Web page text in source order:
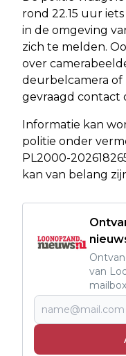
rond 22.15 uur
in de omgeving
zich te melden.
over
deurbelcamera of
gevraagd contact
Informatie kan
politie onder
PL2000-
kan van belang
van
mailbox